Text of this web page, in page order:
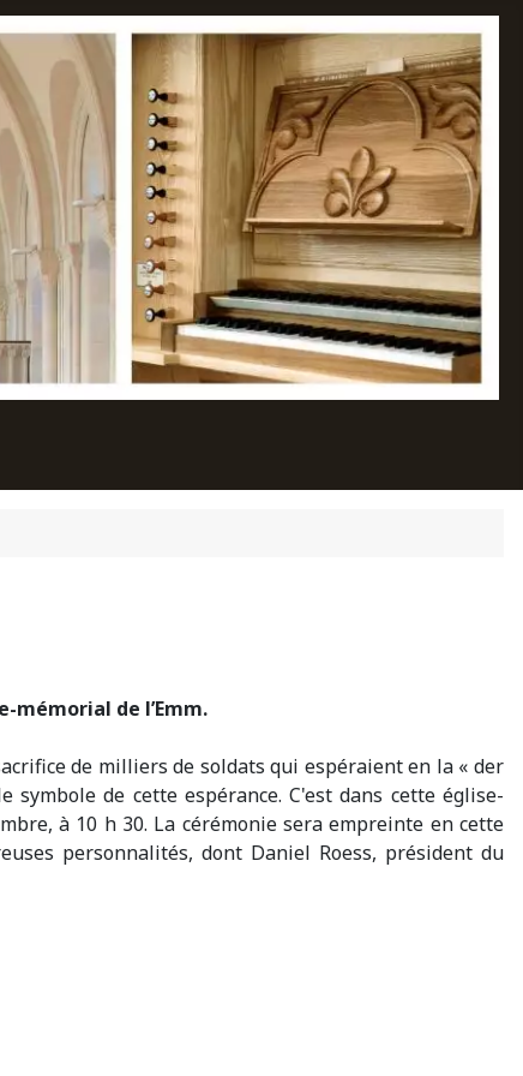
mémorial de l’Emm.
de milliers de soldats qui espéraient en la « der
de cette espérance. C'est dans cette église-
à 10 h 30. La cérémonie sera empreinte en cette
personnalités, dont Daniel Roess, président du